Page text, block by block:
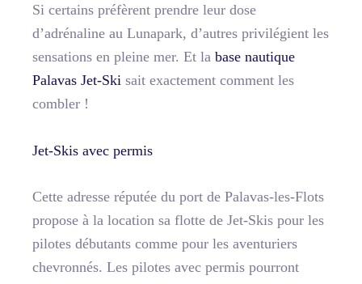
Si certains préfèrent prendre leur dose
d’adrénaline au Lunapark, d’autres privilégient les
sensations en pleine mer. Et la base nautique
Palavas Jet-Ski sait exactement comment les
combler !
Jet-Skis avec permis
Cette adresse réputée du port de Palavas-les-Flots
propose à la location sa flotte de Jet-Skis pour les
pilotes débutants comme pour les aventuriers
chevronnés. Les pilotes avec permis pourront